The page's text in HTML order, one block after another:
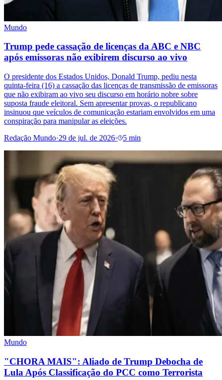
Mundo
Trump pede cassação de licenças da ABC e NBC
após emissoras não exibirem discurso ao vivo
O presidente dos Estados Unidos, Donald Trump, pediu nesta
quinta-feira (16) a cassação das licenças de transmissão de emissoras
que não exibiram ao vivo seu discurso em horário nobre sobre
suposta fraude eleitoral. Sem apresentar provas, o republicano
insinuou que veículos de comunicação estariam envolvidos em uma
conspiração para manipular as eleições.
Redação Mundo·29 de jul. de 2026· 5 min
Mundo
"CHORA MAIS": Aliado de Trump Debocha de
Lula Após Classificação do PCC como Terrorista